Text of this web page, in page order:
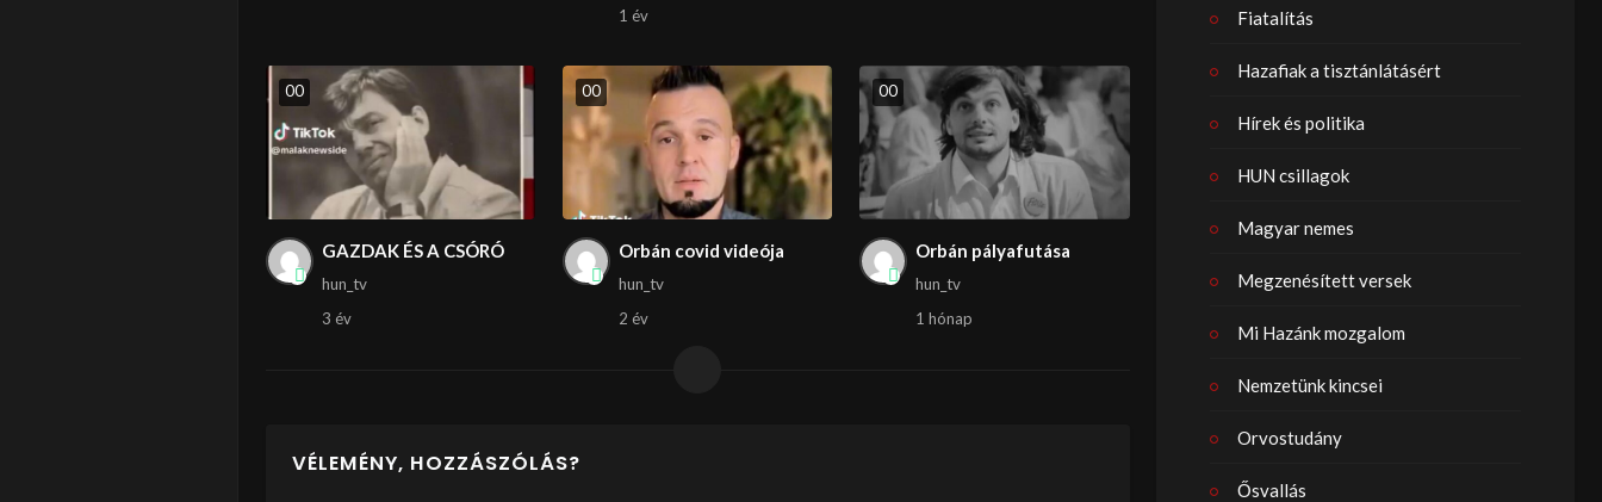
1 év
00
GAZDAK ÉS A CSÓRÓ
hun_tv
3 év
00
Orbán covid videója
hun_tv
2 év
00
Orbán pályafutása
hun_tv
1 hónap
VÉLEMÉNY, HOZZÁSZÓLÁS?
Fiatalítás
Hazafiak a tisztánlátásért
Hírek és politika
HUN csillagok
Magyar nemes
Megzenésített versek
Mi Hazánk mozgalom
Nemzetünk kincsei
Orvostudány
Ősvallás